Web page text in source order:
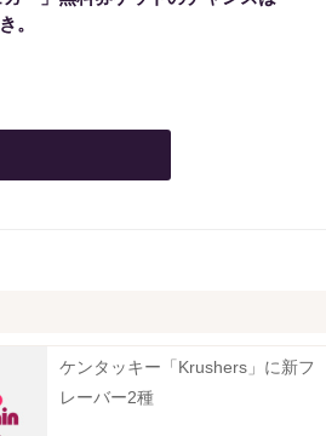
。
ケンタッキー「Krushers」に新フ
レーバー2種